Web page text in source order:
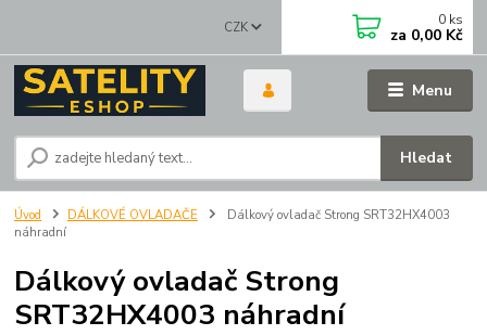
Menu
CZK
Hledat
0 ks
za 0,00 Kč
Úvod DÁLKOVÉ OVLADAČE
Dálkový ovladač Strong SRT32HX4003
náhradní
Dálkový ovladač Strong
SRT32HX4003 náhradní